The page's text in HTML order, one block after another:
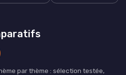
par thème : sélection testée,